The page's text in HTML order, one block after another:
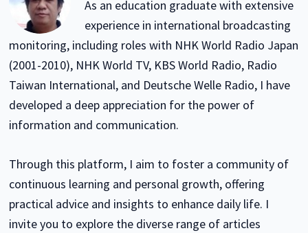
As an education graduate with extensive
experience in international broadcasting
monitoring, including roles with NHK World Radio Japan
(2001-2010), NHK World TV, KBS World Radio, Radio
Taiwan International, and Deutsche Welle Radio, I have
developed a deep appreciation for the power of
information and communication.
Through this platform, I aim to foster a community of
continuous learning and personal growth, offering
practical advice and insights to enhance daily life. I
invite you to explore the diverse range of articles